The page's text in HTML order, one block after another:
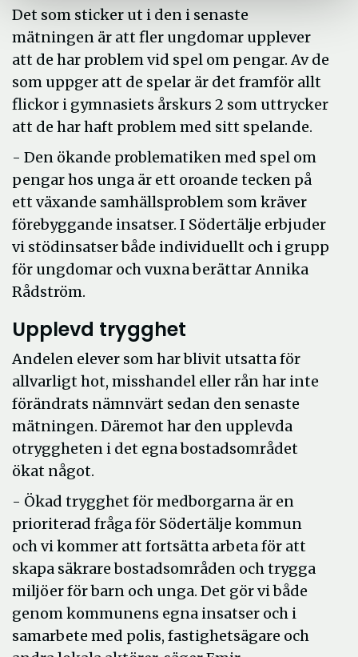
Det som sticker ut i den i senaste
mätningen är att fler ungdomar upplever
att de har problem vid spel om pengar. Av de
som uppger att de spelar är det framför allt
flickor i gymnasiets årskurs 2 som uttrycker
att de har haft problem med sitt spelande.
- Den ökande problematiken med spel om
pengar hos unga är ett oroande tecken på
ett växande samhällsproblem som kräver
förebyggande insatser. I Södertälje erbjuder
vi stödinsatser både individuellt och i grupp
för ungdomar och vuxna berättar Annika
Rådström.
Upplevd trygghet
Andelen elever som har blivit utsatta för
allvarligt hot, misshandel eller rån har inte
förändrats nämnvärt sedan den senaste
mätningen. Däremot har den upplevda
otryggheten i det egna bostadsområdet
ökat något.
- Ökad trygghet för medborgarna är en
prioriterad fråga för Södertälje kommun
och vi kommer att fortsätta arbeta för att
skapa säkrare bostadsområden och trygga
miljöer för barn och unga. Det gör vi både
genom kommunens egna insatser och i
samarbete med polis, fastighetsägare och